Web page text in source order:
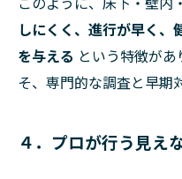
しにくく、進行が早く、
を与える という特徴が
そ、専門的な調査と早期
４．プロが行う見え